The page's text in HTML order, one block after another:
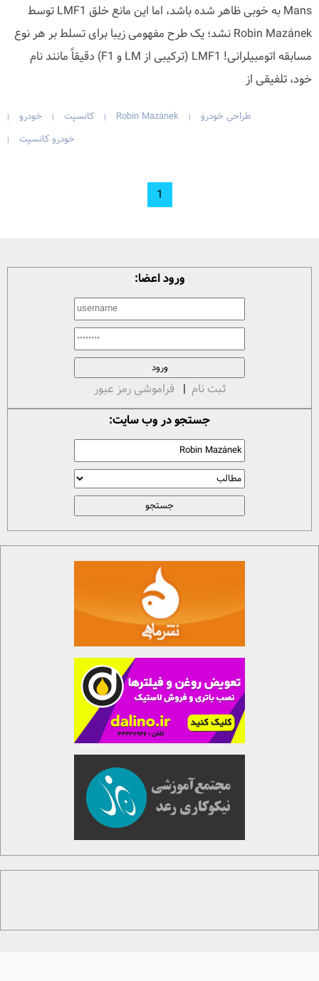
Mans به خوبی ظاهر شده باشد، اما این مانع خلق LMF1 توسط
Robin Mazánek نشد؛ یک طرح مفهومی زیبا برای تسلط بر هر نوع
مسابقه اتومبیلرانی! LMF1 (ترکیبی از LM و F1) دقیقاً مانند نام
خود، تلفیقی از
طراحی خودرو |
Robin Mazánek
| کانسپت | خودرو |
خودرو کانسپت |
1
ورود اعضا:
ثبت نام | فراموشی رمز عبور
جستجو در وب سایت: